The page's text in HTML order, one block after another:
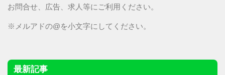
お問合せ、広告、求人等にご利用ください。
※メルアドの@を小文字にしてください。
最新記事